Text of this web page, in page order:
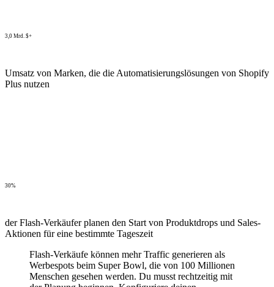
3,0 Mrd. $+
Umsatz von Marken, die die Automatisierungslösungen von Shopify
Plus nutzen
30%
der Flash-Verkäufer planen den Start von Produktdrops und Sales-
Aktionen für eine bestimmte Tageszeit
Flash-Verkäufe können mehr Traffic generieren als
Werbespots beim Super Bowl, die von 100 Millionen
Menschen gesehen werden. Du musst rechtzeitig mit